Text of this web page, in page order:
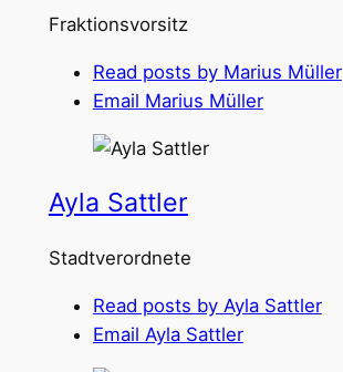
Fraktionsvorsitz
Read posts by Marius Müller
Email Marius Müller
Ayla Sattler
Stadtverordnete
Read posts by Ayla Sattler
Email Ayla Sattler